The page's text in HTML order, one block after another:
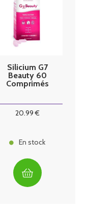
Silicium G7
Beauty 60
Comprimés
20.99€
En stock